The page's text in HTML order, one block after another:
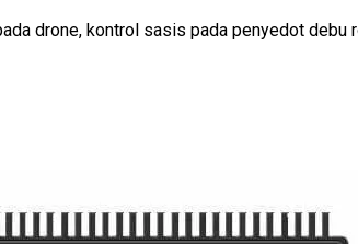
drone, kontrol sasis pada penyedot debu